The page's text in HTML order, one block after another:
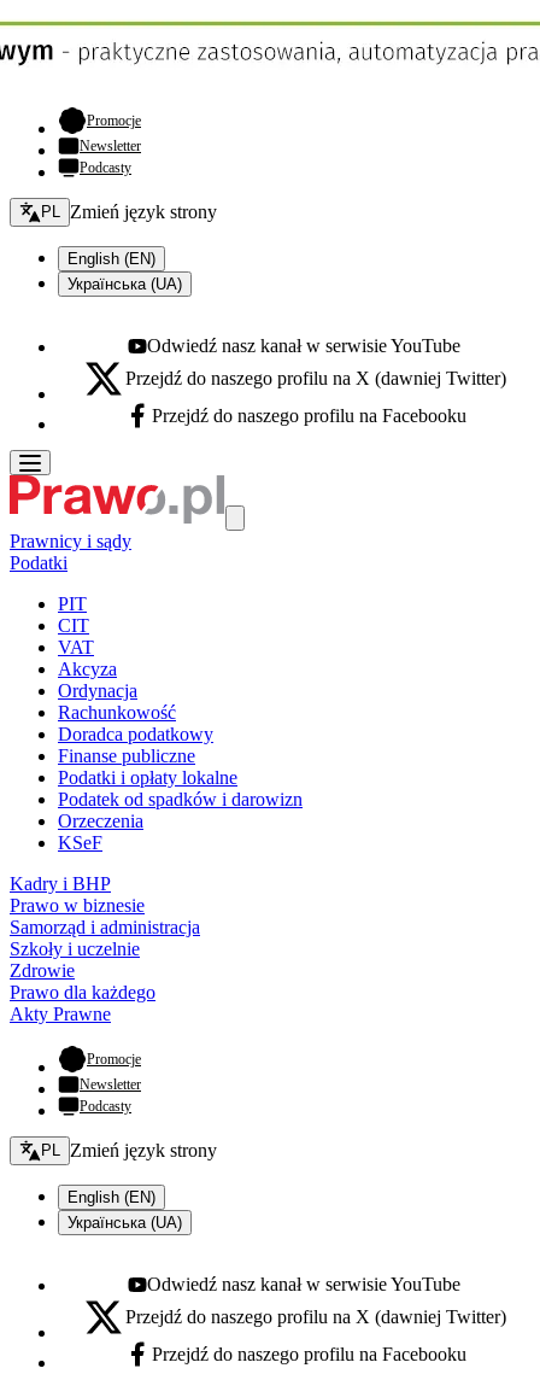
Promocje- otwiera się w nowej karcie
Newsletter
Podcasty
Zmień język - bieżący:
PL Zmień język strony
English (EN)
Українська (UA)
Youtube - otwiera się w nowej karcie
Odwiedź nasz kanał w serwisie YouTube
X - otwiera się w nowej karcie
Przejdź do naszego profilu na X (dawniej Twitter)
Facebook - otwiera się w nowej karcie
Przejdź do naszego profilu na Facebooku
Prawnicy i sądy
Podatki
PIT
CIT
VAT
Akcyza
Ordynacja
Rachunkowość
Doradca podatkowy
Finanse publiczne
Podatki i opłaty lokalne
Podatek od spadków i darowizn
Orzeczenia
KSeF
Kadry i BHP
Prawo w biznesie
Samorząd i administracja
Szkoły i uczelnie
Zdrowie
Prawo dla każdego
Akty Prawne
Promocje- otwiera się w nowej karcie
Newsletter
Podcasty
Zmień język - bieżący:
PL Zmień język strony
English (EN)
Українська (UA)
Youtube - otwiera się w nowej karcie
Odwiedź nasz kanał w serwisie YouTube
X - otwiera się w nowej karcie
Przejdź do naszego profilu na X (dawniej Twitter)
Facebook - otwiera się w nowej karcie
Przejdź do naszego profilu na Facebooku